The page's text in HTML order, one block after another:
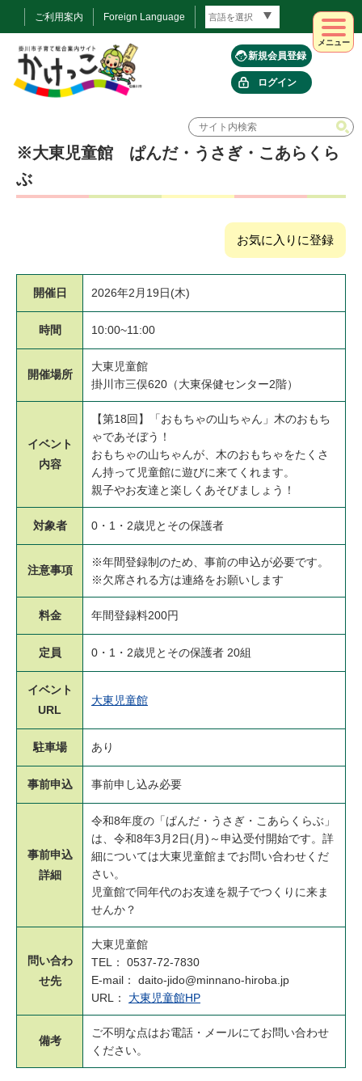
ご利用案内 Foreign Language
新規会員登録
ログイン
メニュー
※大東児童館 ぱんだ・うさぎ・こあらくら
ぶ
お気に入りに登録
開催日 2026年2月19日(木)
時間 10:00~11:00
開催場所
大東児童館
掛川市三俣620（大東保健センター2階）
イベント
内容
【第18回】「おもちゃの山ちゃん」木のおもち
ゃであそぼう！
おもちゃの山ちゃんが、木のおもちゃをたくさ
ん持って児童館に遊びに来てくれます。
親子やお友達と楽しくあそびましょう！
対象者 0・1・2歳児とその保護者
注意事項
※年間登録制のため、事前の申込が必要です。
※欠席される方は連絡をお願いします
料金 年間登録料200円
定員 0・1・2歳児とその保護者 20組
イベント
URL
大東児童館
駐車場 あり
事前申込 事前申し込み必要
事前申込
詳細
令和8年度の「ぱんだ・うさぎ・こあらくらぶ」
は、令和8年3月2日(月)～申込受付開始です。詳
細については大東児童館までお問い合わせくだ
さい。
児童館で同年代のお友達を親子でつくりに来ま
せんか？
問い合わ
せ先
大東児童館
TEL： 0537-72-7830
E-mail： daito-jido@minnano-hiroba.jp
URL： 大東児童館HP
備考
ご不明な点はお電話・メールにてお問い合わせ
ください。